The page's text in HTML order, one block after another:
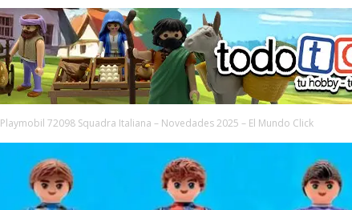
El
Playmobil 72098 Squadra Italiana – Novedades 2025 – El Mundo Click